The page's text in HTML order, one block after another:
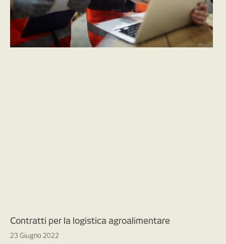
Contratti per la logistica agroalimentare
23 Giugno 2022